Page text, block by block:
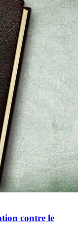
contre le